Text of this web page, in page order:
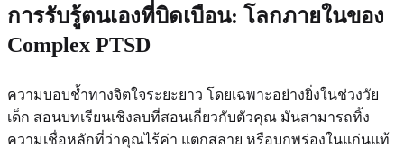
การรับรู้ตนเองที่บิดเบือน: โลกภายในของ
Complex PTSD
ความบอบช้ำทางจิตใจระยะยาว โดยเฉพาะอย่างยิ่งในช่วงวัย
เด็ก สอนบทเรียนเชิงลบที่สอนเกี่ยวกับตัวคุณ มันสามารถทิ้ง
ความเชื่อหลักที่ว่าคุณไร้ค่า แตกสลาย หรือบกพร่องในแก่นแท้